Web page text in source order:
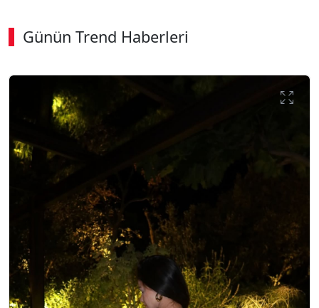
Günün Trend Haberleri